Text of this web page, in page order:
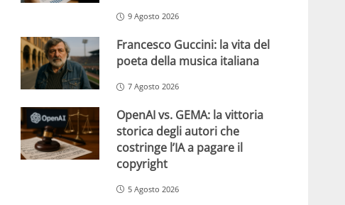
9 Agosto 2026
Francesco Guccini: la vita del
poeta della musica italiana
7 Agosto 2026
OpenAI vs. GEMA: la vittoria
storica degli autori che
costringe l’IA a pagare il
copyright
5 Agosto 2026